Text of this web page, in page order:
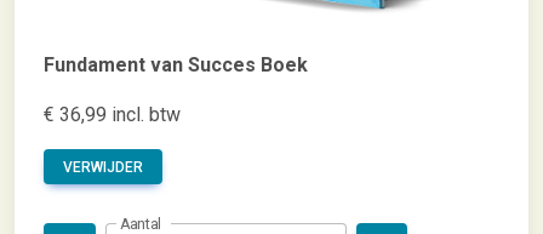
Fundament van Succes Boek
€ 36,99 incl. btw
VERWIJDER
Aantal